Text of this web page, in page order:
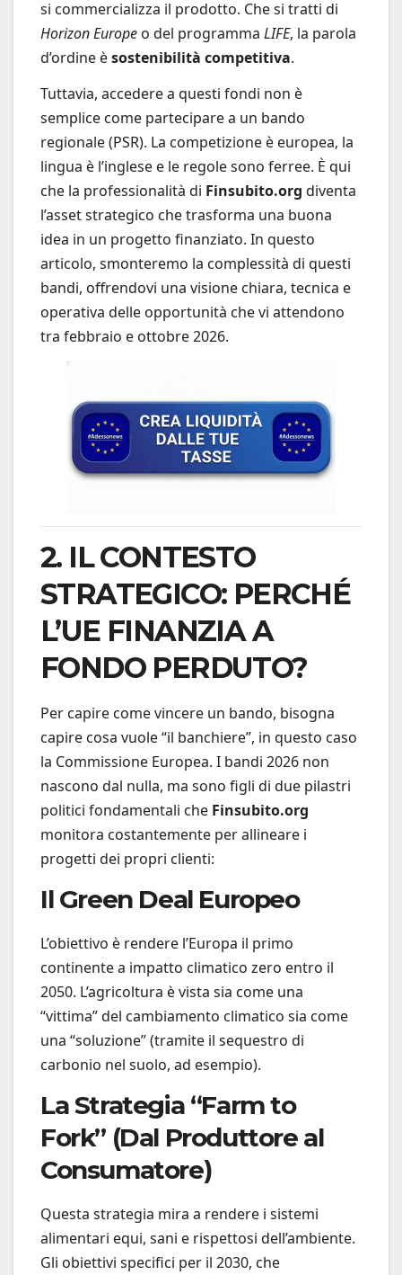
si commercializza il prodotto. Che si tratti di
Horizon Europe o del programma LIFE, la parola
d’ordine èsostenibilità competitiva.
Tuttavia, accedere a questi fondi non è
semplice come partecipare a un bando
regionale (PSR). La competizione è europea, la
lingua è l’inglese e le regole sono ferree. È qui
che la professionalità di Finsubito.org diventa
l’asset strategico che trasforma una buona
idea in un progetto finanziato. In questo
articolo, smonteremo la complessità di questi
bandi, offrendovi una visione chiara, tecnica e
operativa delle opportunità che vi attendono
tra febbraio e ottobre 2026.
2. IL CONTESTO
STRATEGICO: PERCHÉ
L’UE FINANZIA A
FONDO PERDUTO?
Per capire come vincere un bando, bisogna
capire cosa vuole “il banchiere”, in questo caso
la Commissione Europea. I bandi 2026 non
nascono dal nulla, ma sono figli di due pilastri
politici fondamentali che Finsubito.org
monitora costantemente per allineare i
progetti dei propri clienti:
Il Green Deal Europeo
L’obiettivo è rendere l’Europa il primo
continente a impatto climatico zero entro il
2050. L’agricoltura è vista sia come una
“vittima” del cambiamento climatico sia come
una “soluzione” (tramite il sequestro di
carbonio nel suolo, ad esempio).
La Strategia “Farm to
Fork” (Dal Produttore al
Consumatore)
Questa strategia mira a rendere i sistemi
alimentari equi, sani e rispettosi dell’ambiente.
Gli obiettivi specifici per il 2030, che